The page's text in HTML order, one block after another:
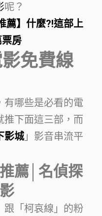
呢？
薦】什麼?!這部上
房
免費線
有哪些是必看的電
推下面這三部，而
影城」影音串流平
薦│名偵探
跟「柯哀線」的粉